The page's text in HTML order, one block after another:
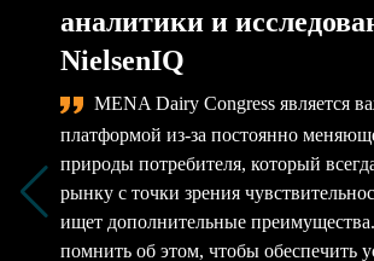
аналитики и
NielsenIQ
MENA Dairy Congress является
платформой из-за постоянно
природы потребителя, который
рынку с точки зрения
ищет дополнительные
помнить об этом, чтобы обеспечить